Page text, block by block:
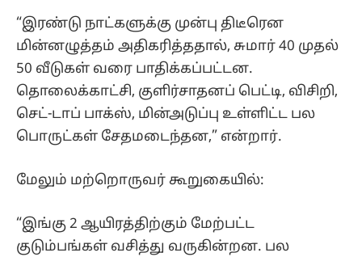
“இரண்டு நாட்களுக்கு முன்பு திடீரென
மின்னழுத்தம் அதிகரித்ததால், சுமார் 40 முதல்
50 வீடுகள் வரை பாதிக்கப்பட்டன.
தொலைக்காட்சி, குளிர்சாதனப் பெட்டி, விசிறி,
செட்-டாப் பாக்ஸ், மின்அடுப்பு உள்ளிட்ட பல
பொருட்கள் சேதமடைந்தன,” என்றார்.
மேலும் மற்றொருவர் கூறுகையில்:
“இங்கு 2 ஆயிரத்திற்கும் மேற்பட்ட
குடும்பங்கள் வசித்து வருகின்றன. பல